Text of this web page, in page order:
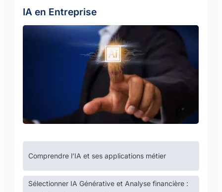
IA en Entreprise
Comprendre l’IA et ses applications métier
Sélectionner IA Générative et Analyse financière :